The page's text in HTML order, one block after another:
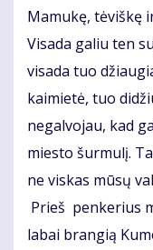
Mamukę, tėviškę
Visada galiu ten
visada tuo
kaimietė, tuo
negalvojau, kad
miesto šurmulį.
ne viskas mūsų
Prieš penkerius
labai brangią